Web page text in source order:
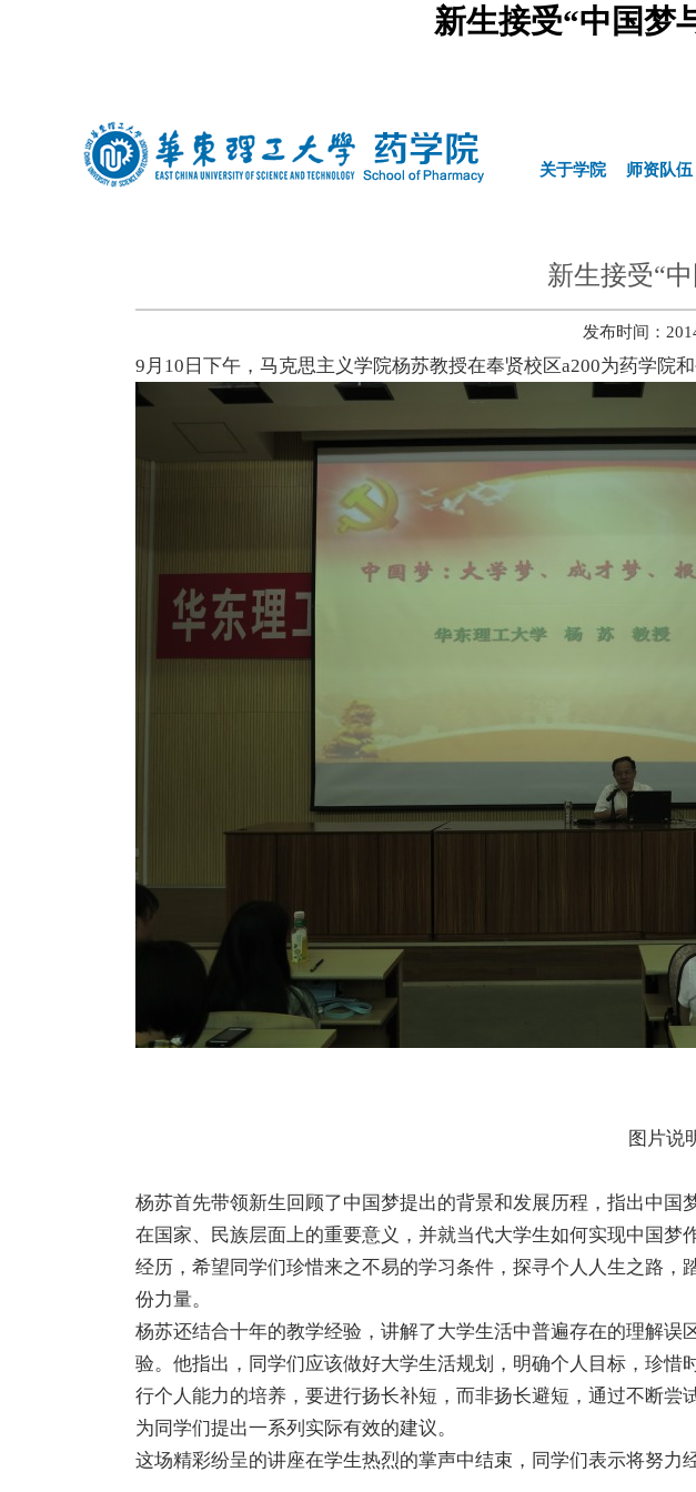
新生接受“中国梦
关于学院 师资队伍
新生接受“
发布时间：
9月10日下午，马克思主义学院杨苏教授在奉贤校区a200为药学院
图片说
杨苏首先带领新生回顾了中国梦提出的背景和发展历程，指出中
在国家、民族层面上的重要意义，并就当代大学生如何实现中国
经历，希望同学们珍惜来之不易的学习条件，探寻个人人生之路
份力量。
杨苏还结合十年的教学经验，讲解了大学生活中普遍存在的理解
验。他指出，同学们应该做好大学生活规划，明确个人目标，珍
行个人能力的培养，要进行扬长补短，而非扬长避短，通过不断
为同学们提出一系列实际有效的建议。
这场精彩纷呈的讲座在学生热烈的掌声中结束，同学们表示将努力